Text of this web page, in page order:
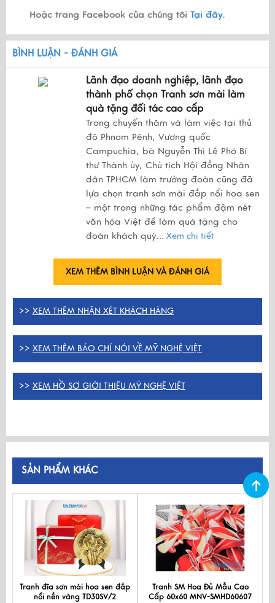
Hoặc trang Facebook của chúng tôi Tại đây.
BÌNH LUẬN - ĐÁNH GIÁ
Lãnh đạo doanh nghiệp, lãnh đạo
thành phố chọn Tranh sơn mài làm
quà tặng đối tác cao cấp
Trong chuyến thăm và làm việc tại thủ
đô Phnom Pênh, Vương quốc
Campuchia, bà Nguyễn Thị Lệ Phó Bí
thư Thành ủy, Chủ tịch Hội đồng Nhân
dân TPHCM làm trưởng đoàn cũng đã
lựa chọn tranh sơn mài đắp nổi hoa sen
– một trong những tác phẩm đậm nét
văn hóa Việt để làm quà tặng cho
đoàn khách quý... Xem chi tiết
XEM THÊM BÌNH LUẬN VÀ ĐÁNH GIÁ
>> XEM THÊM NHẬN XÉT KHÁCH HÀNG
>> XEM THÊM BÁO CHÍ NÓI VỀ MỸ NGHỆ VIỆT
>> XEM HỒ SƠ GIỚI THIỆU MỸ NGHỆ VIỆT
SẢN PHẨM KHÁC
Tranh đĩa sơn mài hoa sen đắp
nổi nền vàng TD30SV/2
Tranh SM Hoa Đủ Mẫu Cao
Cấp 60x60 MNV-SMHD60607